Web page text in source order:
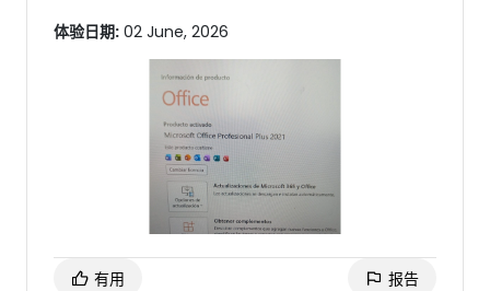
体验日期: 02 June, 2026
有用 报告